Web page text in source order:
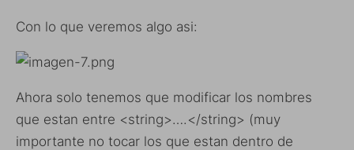
Con lo que veremos algo asi:
Ahora solo tenemos que modificar los nombres
que estan entre <string>….</string> (muy
importante no tocar los que estan dentro de